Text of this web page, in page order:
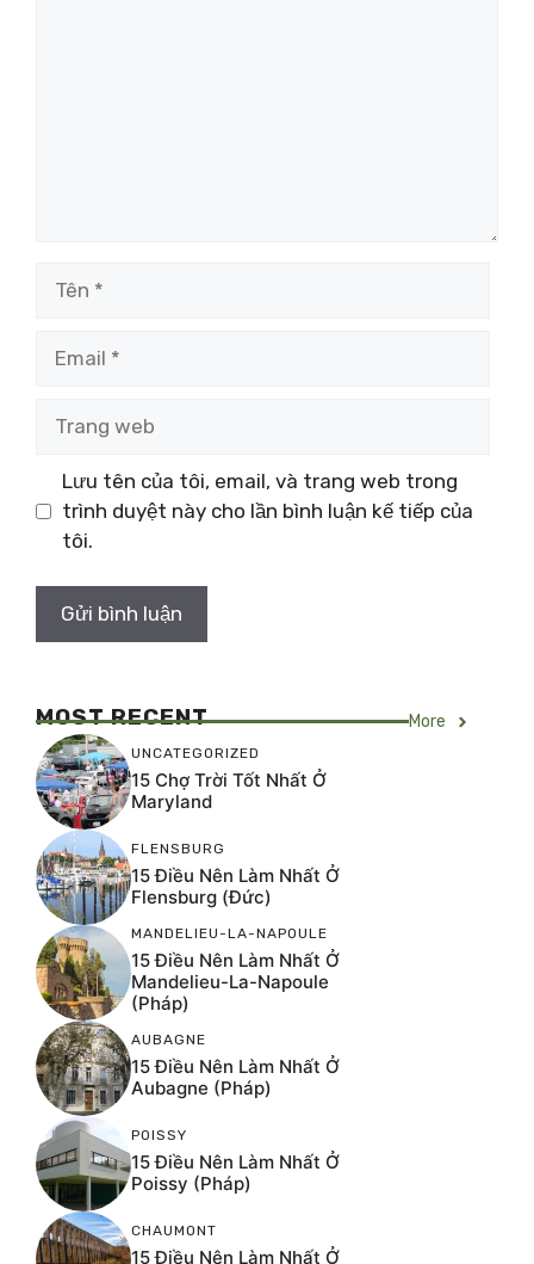
web
Lưu tên của tôi, email, và trang web trong
trình duyệt này cho lần bình luận kế tiếp của
tôi.
MOST RECENT More
UNCATEGORIZED
15 Chợ Trời Tốt Nhất Ở
Maryland
FLENSBURG
15 Điều Nên Làm Nhất Ở
Flensburg (Đức)
MANDELIEU-LA-NAPOULE
15 Điều Nên Làm Nhất Ở
Mandelieu-La-Napoule
(Pháp)
AUBAGNE
15 Điều Nên Làm Nhất Ở
Aubagne (Pháp)
POISSY
15 Điều Nên Làm Nhất Ở
Poissy (Pháp)
CHAUMONT
15 Điều Nên Làm Nhất Ở